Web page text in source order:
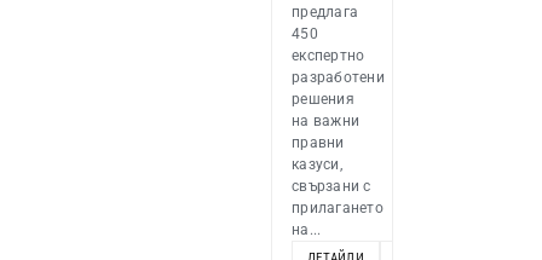
предлага
450
експертно
разработени
решения
на важни
правни
казуси,
свързани с
прилагането
на...